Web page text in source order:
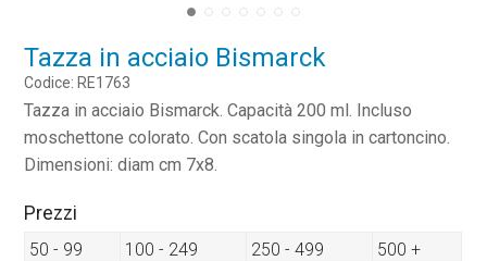
Tazza in acciaio Bismarck
Codice: RE1763
Tazza in acciaio Bismarck. Capacità 200 ml. Incluso
moschettone colorato. Con scatola singola in cartoncino.
Dimensioni: diam cm 7x8.
Prezzi
50 - 99 100 - 249 250 - 499
500 +